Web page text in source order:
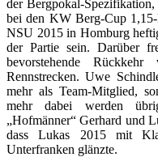
der Bergpokal-
bei den KW Berg-Cup
NSU 2015 in Homburg
der Partie sein. Darüber
bevorstehende
Rennstrecken. Uwe
mehr als Team-Mitglied,
mehr dabei werden
„Hofmänner“ Gerhard und
dass Lukas 2015 mit
Unterfranken glänzte.